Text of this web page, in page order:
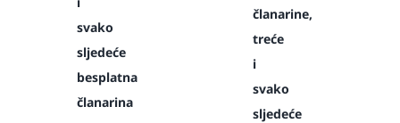
svako
sljedeće
besplatna
članarina
članarine,
treće
i
svako
sljedeće